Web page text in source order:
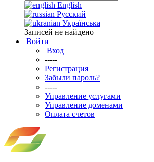
English
Русский
Українська
Записей не найдено
Войти
Вход
-----
Регистрация
Забыли пароль?
-----
Управление услугами
Управление доменами
Оплата счетов